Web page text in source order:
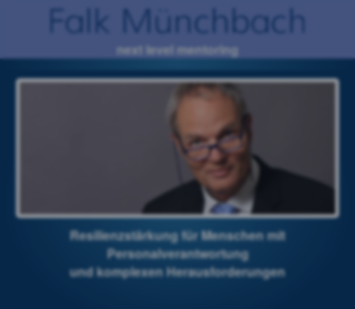
next level mentoring
Resilienzstärkung fürMenschen mit
Personalverantwortung
undkomplexenHerausforderungen